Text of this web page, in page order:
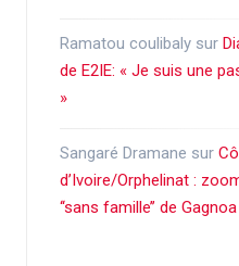
Ramatou coulibaly sur
de E2IE: « Je suis une
»
Sangaré Dramane sur
d’Ivoire/Orphelinat :
‘‘sans famille’’ de Gagnoa